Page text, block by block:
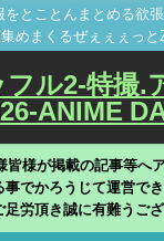
とことんまとめる欲
めまくるぜぇぇぇっと
フル2-特撮.
ANIME
皆様が掲載の記事等へ
でかろうじて運営で
足労頂き誠に有難うござ